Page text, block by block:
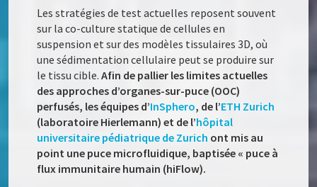
Les stratégies de test actuelles reposent souvent
sur la co-culture statique de cellules en
suspension et sur des modèles tissulaires 3D, où
une sédimentation cellulaire peut se produire sur
le tissu cible.Afin de pallier les limites actuelles
des approches d’organes-sur-puce (OOC)
perfusés, les équipes d’InSphero, de l’ETH Zurich
(laboratoire Hierlemann) et de l’hôpital
universitaire pédiatrique de Zurich ont mis au
point une puce microfluidique, baptisée « puce à
flux immunitaire humain (hiFlow).